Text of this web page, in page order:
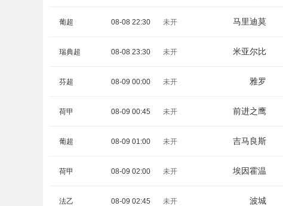
葡超 08-08 22:30 未开 马里迪莫
瑞典超 08-08 23:30 未开 米亚尔比
芬超 08-09 00:00 未开 雅罗
荷甲 08-09 00:45 未开 前进之鹰
葡超 08-09 01:00 未开 吉马良斯
荷甲 08-09 02:00 未开 埃因霍温
法乙 08-09 02:45 未开 波城